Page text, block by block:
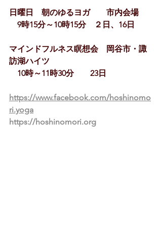
日曜日　朝のゆるヨガ　　市内会場
9時15分～10時15分　２日、16日
マインドフルネス瞑想会　岡谷市・諏
訪湖ハイツ
10時～11時30分　　23日
https://www.facebook.com/hoshinomo
ri.yoga
https://hoshinomori.org